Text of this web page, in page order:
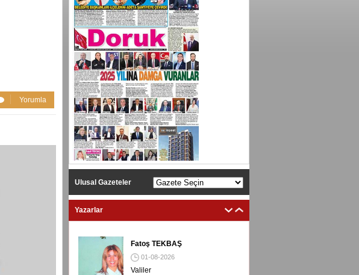
Yorumla
Ulusal Gazeteler
Yazarlar
Fatoş TEKBAŞ
01-08-2026
Valiler